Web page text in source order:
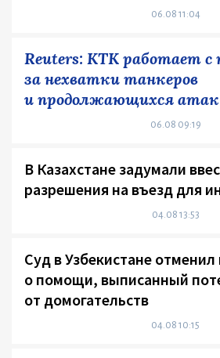
06.08 11:04
Reuters: КТК работает с
за нехватки танкеров
и продолжающихся
06.08 09:19
В Казахстане задумали
разрешения на въезд для
04.08 13:53
Суд в Узбекистане
о помощи, выписанный
от домогательств
04.08 10:15